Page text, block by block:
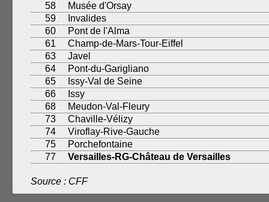
58
Musée d'Orsay
59
Invalides
60
Pont de l'Alma
61
Champ-de-Mars-Tour-Eiffel
63
Javel
64
Pont-du-Garigliano
65
Issy-Val de Seine
66
Issy
68
Meudon-Val-Fleury
73
Chaville-Vélizy
74
Viroflay-Rive-Gauche
75
Porchefontaine
77
Versailles-RG-Château de Versailles
Source : CFF